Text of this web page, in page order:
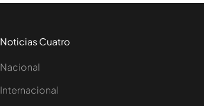
Noticias Cuatro
Nacional
Internacional